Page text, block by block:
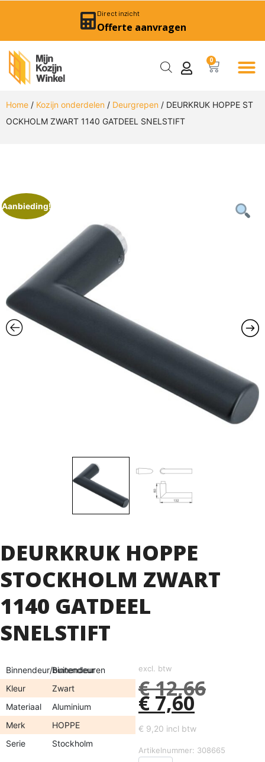
Direct inzicht
Offerte aanvragen
0
Home / Kozijn onderdelen / Deurgrepen / DEURKRUK HOPPE ST
OCKHOLM ZWART 1140 GATDEEL SNELSTIFT
Aanbieding!
DEURKRUK HOPPE
STOCKHOLM ZWART
1140 GATDEEL
SNELSTIFT
Binnendeur/buitendeur
Binnendeuren
Kleur
Zwart
Materiaal
Aluminium
Merk
HOPPE
Serie
Stockholm
excl. btw
€12,66
€ 7,60
€ 9,20 incl btw
Artikelnummer: 308665